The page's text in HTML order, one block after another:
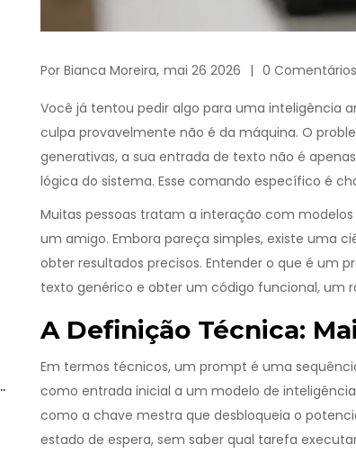
Por Bianca Moreira, mai 26 2026 0 Comentários
Você já tentou pedir algo para uma inteligência
culpa provavelmente não é da máquina. O
generativas, a sua entrada de texto não é
lógica do sistema. Esse comando específico é
Muitas pessoas tratam a interação com
um amigo. Embora pareça simples, existe uma
obter resultados precisos. Entender o que é um
texto genérico e obter um código funcional, um
A Definição Técnica:
Em termos técnicos, um prompt é uma
como entrada inicial a um modelo de
como a chave mestra que desbloqueia o
estado de espera, sem saber qual tarefa